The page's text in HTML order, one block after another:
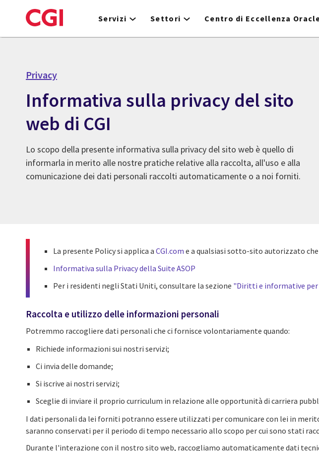
to
Servizi Settori Centro di Eccellenza
Privacy
Informativa sulla privacy del sito
web di CGI
Lo scopo della presente informativa sulla privacy del sito web è quello di
informarla in merito alle nostre pratiche relative alla raccolta, all'uso e alla
comunicazione dei dati personali raccolti automaticamente o a noi forniti.
La presente Policy si applica a CGI.com e a qualsiasi sotto-sito autorizzato
Informativa sulla Privacy della Suite ASOP
Per i residenti negli Stati Uniti, consultare la sezione "Diritti e informative per
Raccolta e utilizzo delle informazioni personali
Potremmo raccogliere dati personali che ci fornisce volontariamente quando:
Richiede informazioni sui nostri servizi;
Ci invia delle domande;
Si iscrive ai nostri servizi;
Sceglie di inviare il proprio curriculum in relazione alle opportunità di carriera
I dati personali da lei forniti potranno essere utilizzati per comunicare con lei in
saranno conservati per il periodo di tempo necessario allo scopo per cui sono stati
Durante l'interazione con il nostro sito web, raccogliamo automaticamente dati